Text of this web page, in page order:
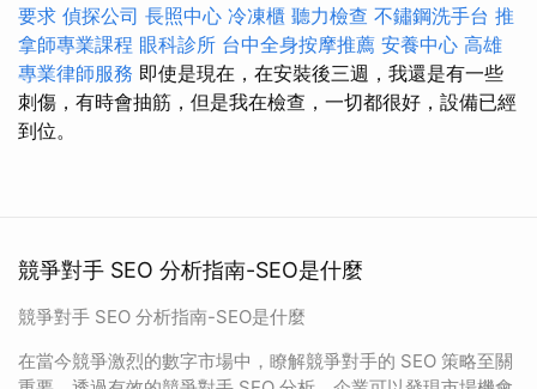
要求 偵探公司 長照中心 冷凍櫃 聽力檢查 不鏽鋼洗手台 推
拿師專業課程 眼科診所 台中全身按摩推薦 安養中心 高雄
專業律師服務 即使是現在，在安裝後三週，我還是有一些
刺傷，有時會抽筋，但是我在檢查，一切都很好，設備已經
到位。
競爭對手 SEO 分析指南-SEO是什麼
競爭對手 SEO 分析指南-SEO是什麼
在當今競爭激烈的數字市場中，瞭解競爭對手的 SEO 策略至關